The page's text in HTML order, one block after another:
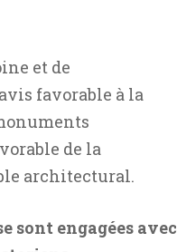
et de
favorable à la
de la
architectural.
sont engagées avec